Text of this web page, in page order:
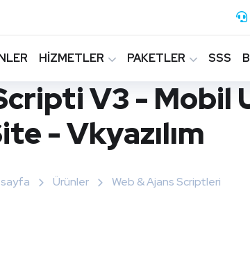
HİZMETLER PAKETLER SSS
V3 - Mobil
- Vkyazılım
Ürünler Web & Ajans Scriptleri